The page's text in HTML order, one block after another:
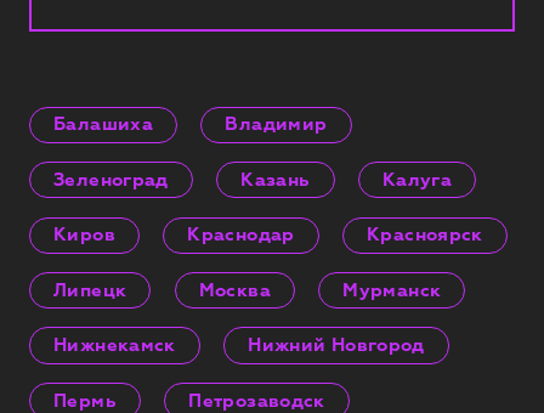
Балашиха Владимир
Зеленоград Казань Калуга
Киров Краснодар Красноярск
Липецк Москва Мурманск
Нижнекамск Нижний Новгород
Пермь Петрозаводск